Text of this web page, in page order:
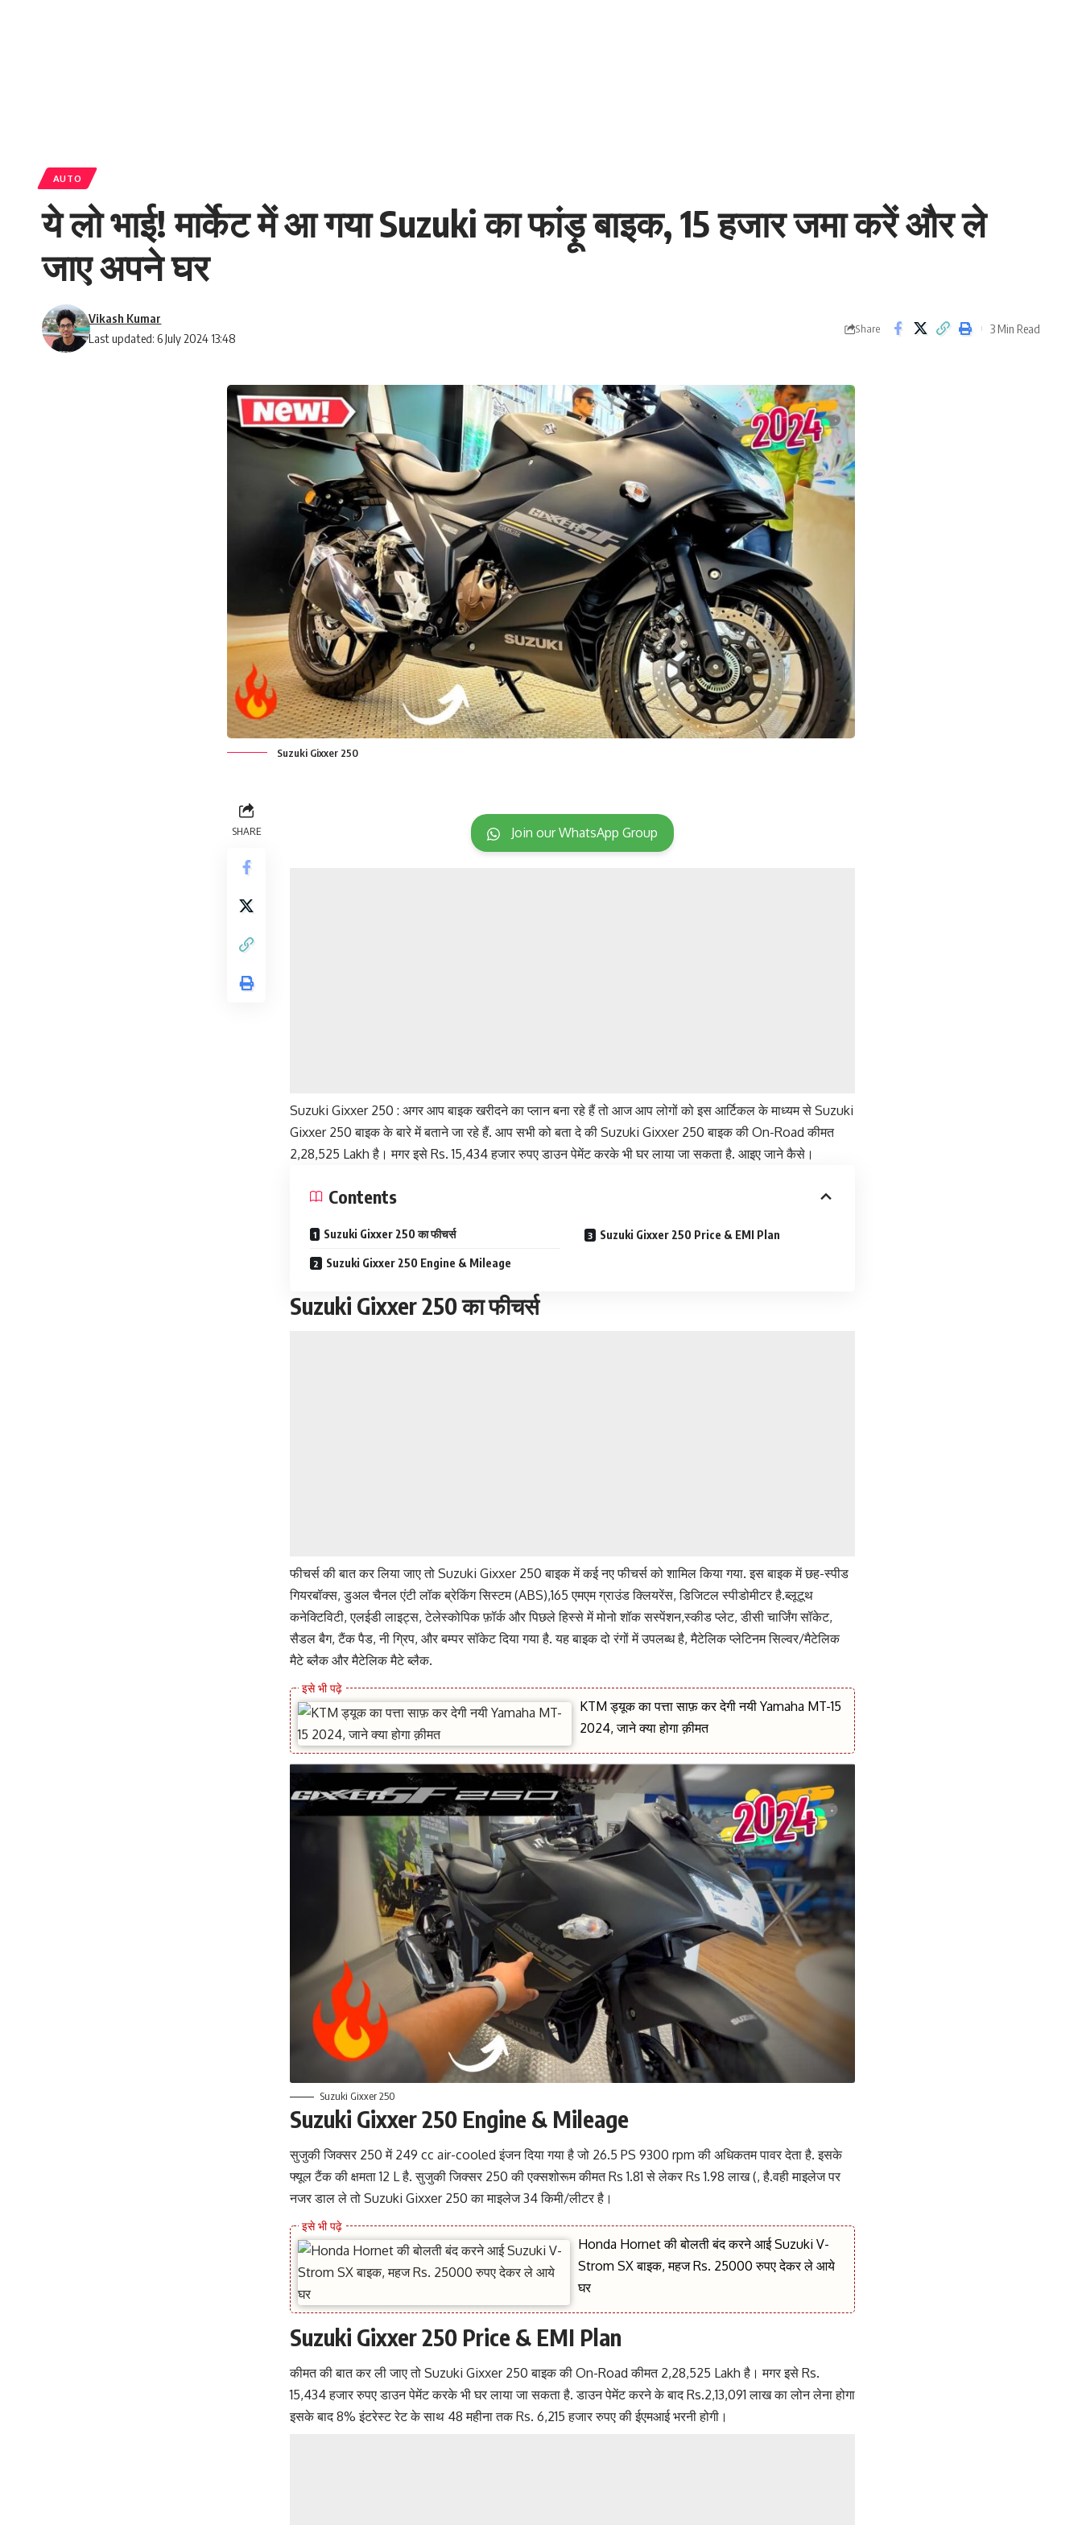
AUTO
ये लो भाई! मार्केट में आ गया Suzuki का फांड़ू बाइक, 15 हजार जमा करें और ले
जाए अपने घर
Last updated: 6 July 2024 13:48
Vikash Kumar
Share 3 Min Read
Suzuki Gixxer 250
SHARE Join our WhatsApp Group
Suzuki Gixxer 250 : अगर आप बाइक खरीदने का प्लान बना रहे हैं तो आज आप लोगों को इस आर्टिकल के माध्यम से Suzuki
Gixxer 250 बाइक के बारे में बताने जा रहे हैं. आप सभी को बता दे की Suzuki Gixxer 250 बाइक की On-Road कीमत
2,28,525 Lakh है। मगर इसे Rs. 15,434 हजार रुपए डाउन पेमेंट करके भी घर लाया जा सकता है. आइए जाने कैसे।
Contents
Suzuki Gixxer 250 का फीचर्स
Suzuki Gixxer 250 Engine & Mileage
Suzuki Gixxer 250 Price & EMI Plan
Suzuki Gixxer 250 का फीचर्स
फीचर्स की बात कर लिया जाए तो Suzuki Gixxer 250 बाइक में कई नए फीचर्स को शामिल किया गया. इस बाइक में छह-स्पीड
गियरबॉक्स, डुअल चैनल एंटी लॉक ब्रेकिंग सिस्टम (ABS),165 एमएम ग्राउंड क्लियरेंस, डिजिटल स्पीडोमीटर है.ब्लूटूथ
कनेक्टिविटी, एलईडी लाइट्स, टेलेस्कोपिक फ़ॉर्क और पिछले हिस्से में मोनो शॉक सस्पेंशन,स्कीड प्लेट, डीसी चार्जिंग सॉकेट,
सैडल बैग, टैंक पैड, नी ग्रिप, और बम्पर सॉकेट दिया गया है. यह बाइक दो रंगों में उपलब्ध है, मैटेलिक प्लेटिनम सिल्वर/मैटेलिक
मैटे ब्लैक और मैटेलिक मैटे ब्लैक.
KTM ड्यूक का पत्ता साफ़ कर देगी नयी Yamaha MT-15
2024, जाने क्या होगा क़ीमत
Suzuki Gixxer 250
Suzuki Gixxer 250 Engine & Mileage
सुजुकी जिक्सर 250 में 249 cc air-cooled इंजन दिया गया है जो 26.5 PS 9300 rpm की अधिकतम पावर देता है. इसके
फ्यूल टैंक की क्षमता 12 L है. सुजुकी जिक्सर 250 की एक्सशोरूम कीमत Rs 1.81 से लेकर Rs 1.98 लाख (, है.वही माइलेज पर
नजर डाल ले तो Suzuki Gixxer 250 का माइलेज 34 किमी/लीटर है।
Honda Hornet की बोलती बंद करने आई Suzuki V-
Strom SX बाइक, महज Rs. 25000 रुपए देकर ले आये
घर
Suzuki Gixxer 250 Price & EMI Plan
कीमत की बात कर ली जाए तो Suzuki Gixxer 250 बाइक की On-Road कीमत 2,28,525 Lakh है। मगर इसे Rs.
15,434 हजार रुपए डाउन पेमेंट करके भी घर लाया जा सकता है. डाउन पेमेंट करने के बाद Rs.2,13,091 लाख का लोन लेना होगा
इसके बाद 8% इंटरेस्ट रेट के साथ 48 महीना तक Rs. 6,215 हजार रुपए की ईएमआई भरनी होगी।